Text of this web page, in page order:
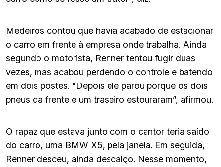
Medeiros contou que havia acabado de estacionar
o carro em frente à empresa onde trabalha. Ainda
segundo o motorista, Renner tentou fugir duas
vezes, mas acabou perdendo o controle e batendo
em dois postes. “Depois ele parou porque os dois
pneus da frente e um traseiro estouraram”, afirmou.
O rapaz que estava junto com o cantor teria saído
do carro, uma BMW X5, pela janela. Em seguida,
Renner desceu, ainda descalço. Nesse momento,